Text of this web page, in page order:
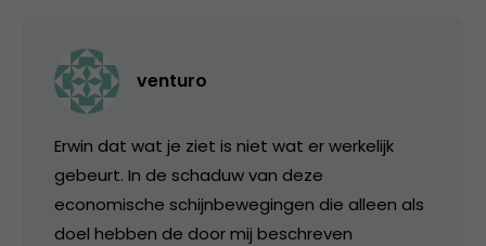
venturo
Erwin dat wat je ziet is niet wat er werkelijk
gebeurt. In de schaduw van deze
economische schijnbewegingen die alleen als
doel hebben de door mij beschreven